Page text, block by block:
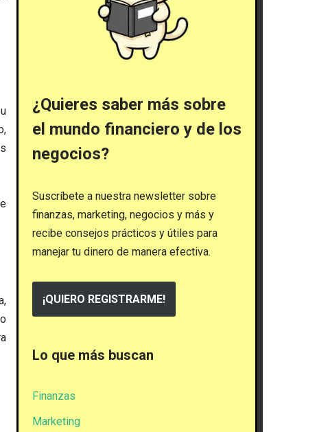
¿Quieres saber más sobre
el mundo financiero y de los
negocios?
Suscríbete a nuestra newsletter sobre
finanzas, marketing, negocios y más y
recibe consejos prácticos y útiles para
manejar tu dinero de manera efectiva.
¡QUIERO REGISTRARME!
Lo que más buscan
Finanzas
Marketing